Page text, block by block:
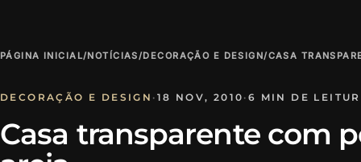
PÁGINA INICIAL/NOTÍCIAS/DECORAÇÃO E DESIGN/CASA
DECORAÇÃO E DESIGN · 18 NOV, 2010 · 6 MIN DE
Casa transparente com